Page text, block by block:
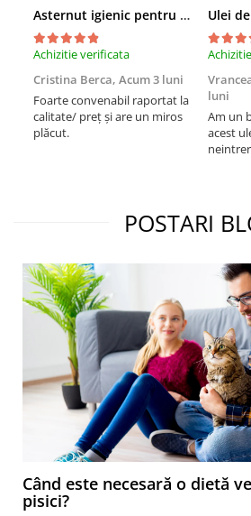
Asternut igienic pentru pisici Tofu Lavanda, Mon Petit 5 l
Achizitie verificata
Cristina Berca, Acum 3 luni
Foarte convenabil raportat la
calitate/ preț și are un miros
plăcut.
luni
Am un
acest
treia
mult
POSTARI
Când este necesară o dietă
pisici?